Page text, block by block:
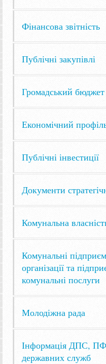
Фінансова звітність
Публічні закупівлі
Громадський бюджет
Економічний
Публічні інвестиції
Документи
Комунальна
Комунальні
організації та
комунальні послуги
Молодіжна рада
Інформація ДПС,
державних служб